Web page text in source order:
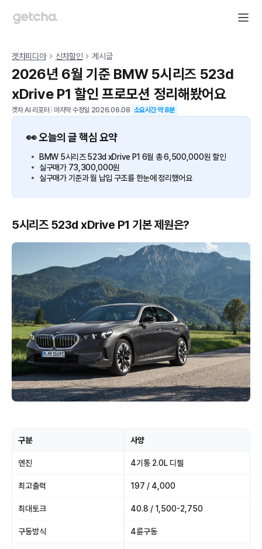
겟차피디아 신차할인 게시글
2026년 6월 기준 BMW 5시리즈 523d
xDrive P1 할인 프로모션 정리해봤어요
겟차 AI 리포터 마지막 수정일 2026.06.08 소요시간 약8분
👀 오늘의 글 핵심 요약
BMW 5시리즈 523d xDrive P1 6월 총 6,500,000원 할인
실구매가 73,300,000원
실구매가 기준과 월 납입 구조를 한눈에 정리했어요
5시리즈 523d xDrive P1 기본 제원은?
구분 사양
엔진 4기통 2.0L 디젤
최고출력 197 / 4,000
최대토크 40.8 / 1,500-2,750
구동방식 4륜구동